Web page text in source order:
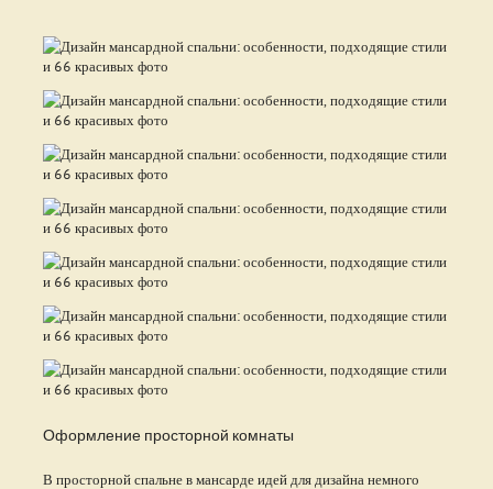
Оформление просторной комнаты
В просторной спальне в мансарде идей для дизайна немного